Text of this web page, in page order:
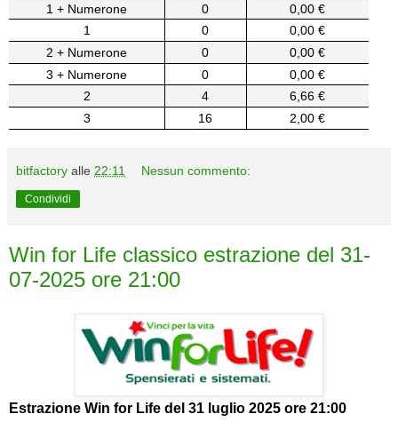
1 + Numerone
0
0,00 €
1
0
0,00 €
2 + Numerone
0
0,00 €
3 + Numerone
0
0,00 €
2
4
6,66 €
3
16 2,00 €
bitfactory alle 22:11 Nessun commento:
Condividi
Win for Life classico estrazione del 31-
07-2025 ore 21:00
Estrazione Win for Life del 31 luglio 2025 ore 21:00